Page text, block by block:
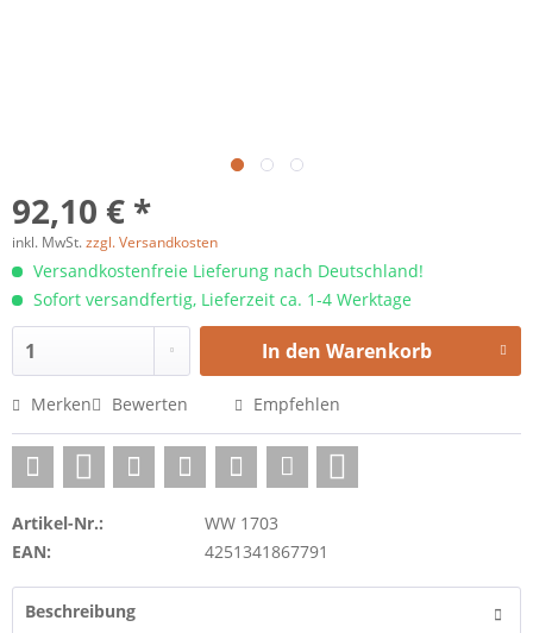
92,10 € *
inkl. MwSt.zzgl. Versandkosten
Versandkostenfreie Lieferung nach Deutschland!
Sofort versandfertig, Lieferzeit ca. 1-4 Werktage
In den Warenkorb
Merken Bewerten Empfehlen
Artikel-Nr.:
WW 1703
EAN:
4251341867791
Beschreibung